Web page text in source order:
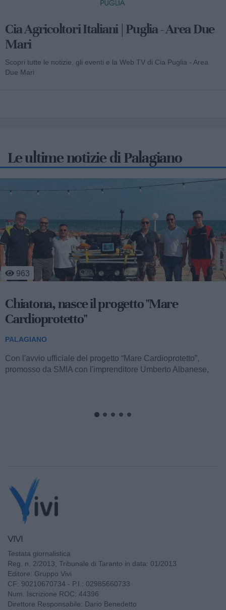
Cia Agricoltori Italiani | Puglia - Area Due
Mari
Scopri tutte le notizie, gli eventi e la Web TV di Cia Puglia - Area
Due Mari
Le ultime notizie di Palagiano
736
Chiatona: sacchi gratis in spiaggia per
San Lorenzo
PALAGIANO
Nella giornata di lunedì 10 agosto, in occasione della notte
di San Lorenzo, la località marina di Chiatona ospiterà
VIVI
Testata giornalistica
Reg. n. 2/2013, Tribunale di Taranto in data: 01/2013
Editore: Gruppo Vivi
CF: 90210670734 - P.I.: 02985660733
Num. Iscrizione ROC: 44396
Direttore Responsabile: Dario Benedetto